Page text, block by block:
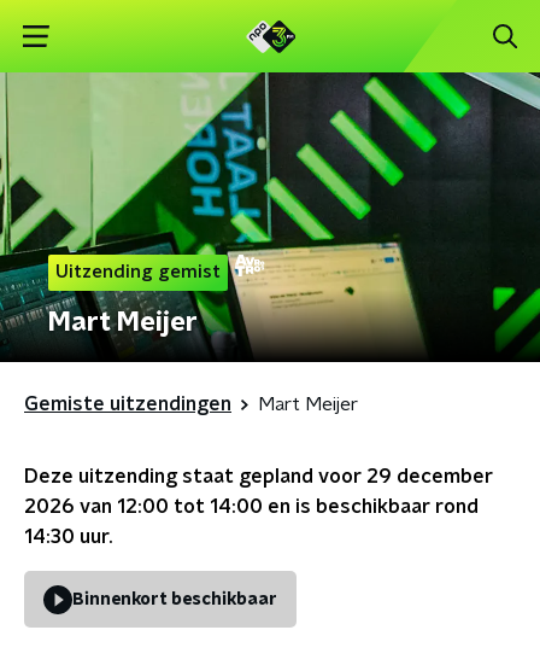
Uitzending gemist
Mart Meijer
Gemiste uitzendingen Mart Meijer
Deze uitzending staat gepland voor 29 december
2026 van 12:00 tot 14:00 en is beschikbaar rond
14:30 uur.
Binnenkort beschikbaar